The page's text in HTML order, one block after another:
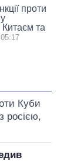
проти
Китаєм та
Куби
росією,